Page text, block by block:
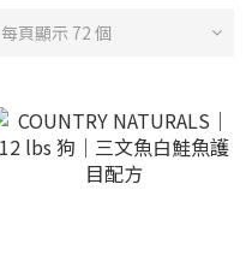
每頁顯示 72 個